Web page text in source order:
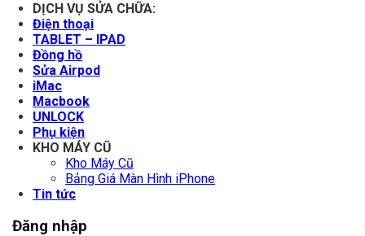
DỊCH VỤ SỬA CHỮA:
Điện thoại
TABLET – IPAD
Đồng hồ
Sửa Airpod
iMac
Macbook
UNLOCK
Phụ kiện
KHO MÁY CŨ
Kho Máy Cũ
Bảng Giá Màn Hình iPhone
Tin tức
Đăng nhập